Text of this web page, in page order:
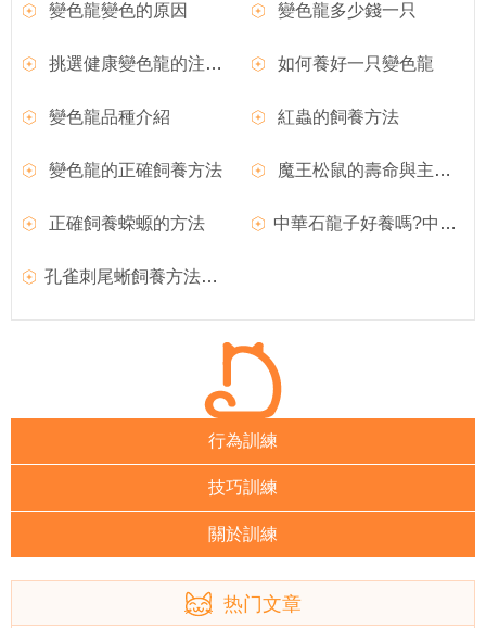
變色龍變色的原因 變色龍多少錢一只
挑選健康變色龍的注意事項 如何養好一只變色龍
變色龍品種介紹 紅蟲的飼養方法
變色龍的正確飼養方法 魔王松鼠的壽命與主人的喂養方法有很大關系
正確飼養蝾螈的方法 中華石龍子好養嗎?中華石龍子圖片|價格|習性介紹
孔雀刺尾蜥飼養方法和外形特征介紹
行為訓練
技巧訓練
關於訓練
热门文章